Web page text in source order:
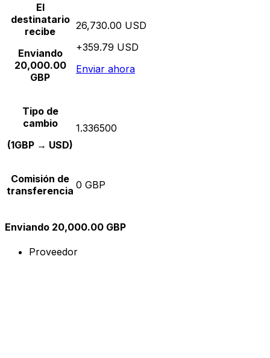
El
destinatario
recibe
Enviando
20,000.00
GBP
26,730.00 USD
+359.79 USD
Enviar ahora
Tipo de
cambio
(1GBP → USD)
1.336500
Comisión de
transferencia 0 GBP
Enviando 20,000.00 GBP
Proveedor